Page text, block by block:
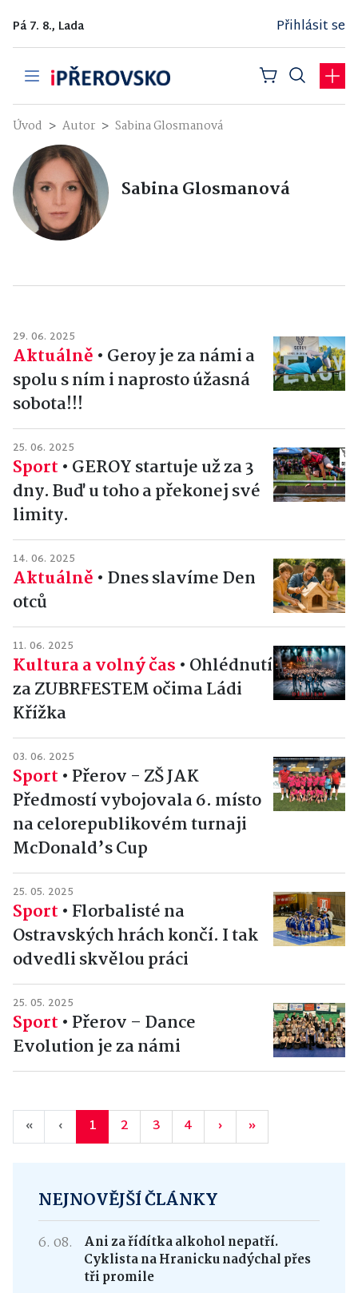
Pá 7. 8., Lada Přihlásit se
Úvod Autor Sabina Glosmanová
Sabina Glosmanová
29. 06. 2025
Aktuálně • Geroy je za námi a
spolu s ním i naprosto úžasná
sobota!!!
25. 06. 2025
Sport • GEROY startuje už za 3
dny. Buď u toho a překonej své
limity.
14. 06. 2025
Aktuálně • Dnes slavíme Den
otců
11. 06. 2025
Kultura a volný čas • Ohlédnutí
za ZUBRFESTEM očima Ládi
Křížka
03. 06. 2025
Sport • Přerov - ZŠ JAK
Předmostí vybojovala 6. místo
na celorepublikovém turnaji
McDonald’s Cup
25. 05. 2025
Sport • Florbalisté na
Ostravských hrách končí. I tak
odvedli skvělou práci
25. 05. 2025
Sport • Přerov – Dance
Evolution je za námi
« ‹ 1 2 3 4 › »
NEJNOVĚJŠÍ ČLÁNKY
6. 08.
Ani za řídítka alkohol nepatří.
Cyklista na Hranicku nadýchal přes
tři promile